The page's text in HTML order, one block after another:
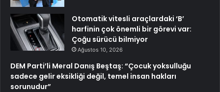
Otomatik vitesli araçlardaki ‘B’
harfinin çok önemli bir görevi var:
Çoğu sürücü bilmiyor
Ağustos 10, 2026
DEM Parti’li Meral Danış Beştaş: “Çocuk yoksulluğu
sadece gelir eksikliği değil, temel insan hakları
sorunudur”